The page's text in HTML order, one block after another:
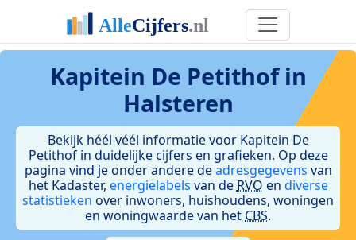
Kapitein De Petithof in
Halsteren
Bekijk héél véél informatie voor Kapitein De
Petithof in duidelijke cijfers en grafieken. Op deze
pagina vind je onder andere deadresgegevens van
het Kadaster, energielabels van de RVO en diverse
statistieken over inwoners, huishoudens, woningen
en woningwaarde van het CBS.